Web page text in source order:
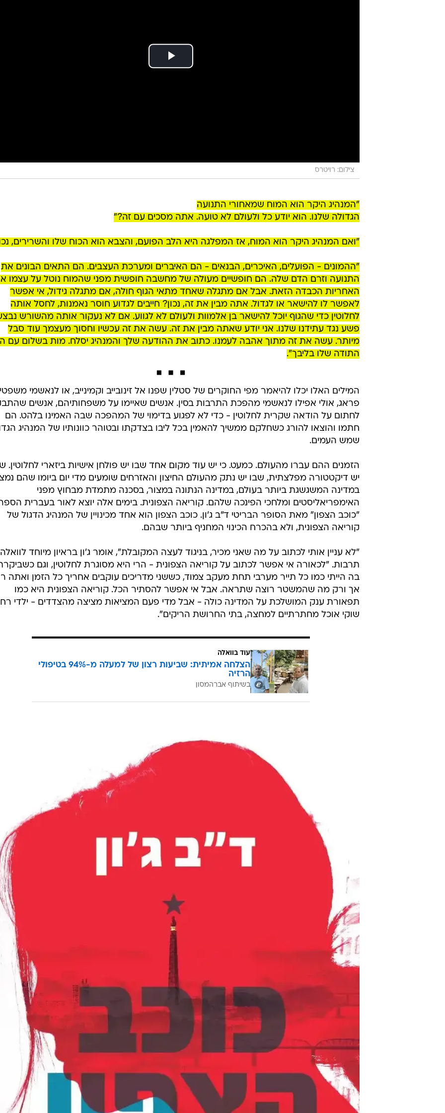
צילום: רויטרס
"המנהיג היקר הוא המוח שמאחורי התנועה
הגדולה שלנו. הוא יודע כל ולעולם לא טועה. אתה מסכים עם זה?"
"ואם המנהיג היקר הוא המוח, אז המפלגה היא הלב הפועם, והצבא הוא הכוח שלו והשרירים,
"ההמונים - הפועלים, האיכרים, הבנאים - הם האיברים ומערכת העצבים. הם התאים הבונים את
התנועה וזרם הדם שלה. הם חופשיים מעולה של מחשבה חופשית מפני שהמוח נוטל על עצמו
האחריות הכבדה הזאת. אבל אם מתגלה שאחד מתאי הגוף חולה, אם מתגלה גידול, אי אפשר
לאפשר לו להישאר או לגדול. אתה מבין את זה, נכון? חייבים לגדוע חוסר נאמנות, לחסל אותה
לחלוטין כדי שהגוף יוכל להישאר בן אלמוות ולעולם לא לגווע. אם לא נעקור אותה מהשורש
פשע נגד עתידנו שלנו. אני יודע שאתה מבין את זה. עשה את זה עכשיו וחסוך מעצמך עוד סבל
מיותר. עשה את זה מתוך אהבה לעמנו. כתוב את ההודעה שלך והמנהיג יסלח. מות בשלום עם
התודה שלו בליבך".
המילים האלו יכלו להיאמר מפי החוקרים של סטלין שפנו אל זינובייב וקמינייב, או לנאשמי משפטי
פראג, אולי אפילו לנאשמי מהפכת התרבות בסין. אנשים שאיימו על משפחותיהם, אנשים
לחתום על הודאה שקרית לחלוטין - כדי לא לפגוע בדימוי של המהפכה שבה האמינו בלהט. הם
חתמו והוצאו להורג כשחלקם ממשיך להאמין בכל ליבו בצדקתו ובטוהר כוונותיו של המנהיג
שמש העמים.
הזמנים ההם עברו מהעולם. כמעט. כי יש עוד מקום אחד שבו יש פולחן אישיות ביזארי לחלוטין.
יש דיקטטורה מפלצתית, שבו יש נתק מהעולם החיצון והאזרחים שומעים מדי יום ביומו שהם
במדינה המשגשגת ביותר בעולם, במדינה הנתונה במצור, בסכנה מתמדת מבחוץ מפני
האימפריאליסטים ומלחכי הפינכה שלהם. קוריאה הצפונית. בימים אלה יוצא לאור בעברית
"כוכב הצפון" מאת הסופר הבריטי ד"ב ג'ון. כוכב הצפון הוא אחד מכינויין של המנהיג הדגול של
קוריאה הצפונית, ולא בהכרח הכינוי המחניף ביותר שבהם.
"לא עניין אותי לכתוב על מה שאני מכיר, בניגוד לעצה המקובלת", אומר ג'ון בראיון מיוחד
תרבות. "לכאורה אי אפשר לכתוב על קוריאה הצפונית - הרי היא מסוגרת לחלוטין, וגם
בה הייתי כמו כל תייר מערבי תחת מעקב צמוד, כששני מדריכים עוקבים אחריך כל הזמן ואתה
אך ורק מה שהמשטר רוצה שתראה. אבל אי אפשר להסתיר הכל. קוריאה הצפונית היא כמו
תפאורת ענק המושלכת על המדינה כולה - אבל מדי פעם המציאות מציצה מהצדדים - ילדי
שוקי אוכל מחתרתיים למחצה, בתי החרושת הריקים".
עוד בוואלה
הצלחה אמיתית: שביעות רצון של למעלה מ-94% בטיפולי
הרזיה
בשיתוף אברהמסון